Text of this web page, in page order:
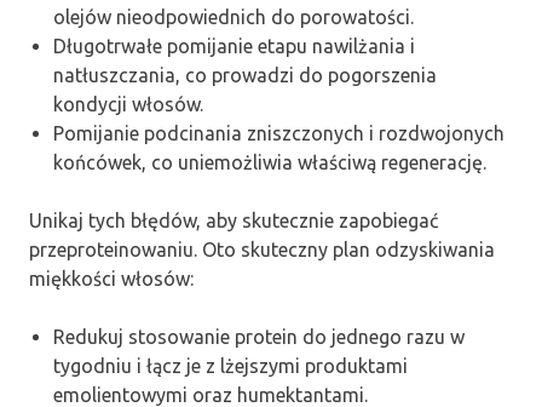
olejów nieodpowiednich do porowatości.
Długotrwałe pomijanie etapu nawilżania i
natłuszczania, co prowadzi do pogorszenia
kondycji włosów.
Pomijanie podcinania zniszczonych i rozdwojonych
końcówek, co uniemożliwia właściwą regenerację.
Unikaj tych błędów, aby skutecznie zapobiegać
przeproteinowaniu. Oto skuteczny plan odzyskiwania
miękkości włosów:
Redukuj stosowanie protein do jednego razu w
tygodniu i łącz je z lżejszymi produktami
emolientowymi oraz humektantami.